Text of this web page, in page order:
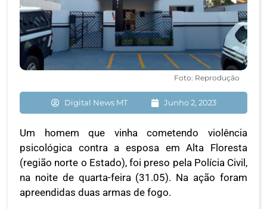
Foto: Reprodução
Digital News MT Junho 2, 2023
Um homem que vinha cometendo violência
psicológica contra a esposa em Alta Floresta
(região norte o Estado), foi preso pela Polícia Civil,
na noite de quarta-feira (31.05). Na ação foram
apreendidas duas armas de fogo.